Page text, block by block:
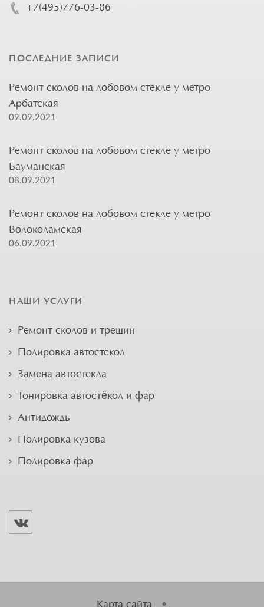
+7(495)776-03-86
ПОСЛЕДНИЕ ЗАПИСИ
Ремонт сколов на лобовом стекле у метро
Арбатская
09.09.2021
Ремонт сколов на лобовом стекле у метро
Бауманская
08.09.2021
Ремонт сколов на лобовом стекле у метро
Волоколамская
06.09.2021
НАШИ УСЛУГИ
Ремонт сколов и трещин
Полировка автостекол
Замена автостекла
Тонировка автостёкол и фар
Антидождь
Полировка кузова
Полировка фар
Карта сайта •